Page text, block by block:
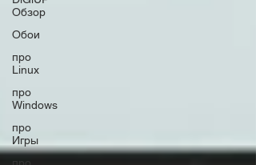
Обзор
Обои
про
Linux
про
Windows
про
Игры